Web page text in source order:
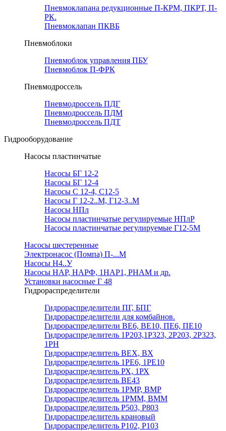
Пневмоклапана редукционные П-КРМ, ПКРТ, П-
РК.
Пневмоклапан ПКВБ
Пневмоблоки
Пневмоблок управления ПБУ
Пневмоблок П-ФРК
Пневмодроссель
Пневмодроссель ПДГ
Пневмодроссель ПДМ
Пневмодроссель ПДТ
Гидрооборудование
Насосы пластинчатые
Насосы БГ 12-2
Насосы БГ 12-4
Насосы С 12-4, С12-5
Насосы Г 12-2..М, Г12-3..М
Насосы НПл
Насосы пластинчатые регулируемые НПлР
Насосы пластинчатые регулируемые Г12-5М
Насосы шестеренные
Электронасос (Помпа) П-...М
Насосы Н4..У
Насосы НАР, НАРФ, 1НАР1, РНАМ и др.
Установки насосные Г 48
Гидрораспределители
Гидрораспределители ПГ, БПГ
Гидрораспределители для комбайнов.
Гидрораспределители ВЕ6, ВЕ10, ПЕ6, ПЕ10
Гидрораспределитель 1Р203,1Р323, 2Р203, 2Р323,
1РН
Гидрораспределитель ВЕХ, ВХ
Гидрораспределитель 1РЕ6, 1РЕ10
Гидрораспределитель РХ, 1РХ
Гидрораспределитель ВЕ43
Гидрораспределитель 1РМР, ВМР
Гидрораспределитель 1РММ, ВММ
Гидрораспределитель Р503, Р803
Гидрораспределитель крановый
Гидрораспределитель Р102, Р103